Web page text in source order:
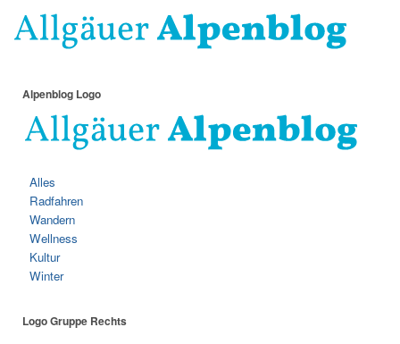
Alpenblog Logo
Alles
Radfahren
Wandern
Wellness
Kultur
Winter
Logo Gruppe Rechts